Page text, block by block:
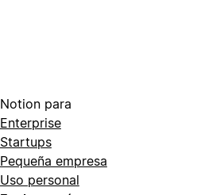
Notion para
Enterprise
Startups
Pequeña empresa
Uso personal